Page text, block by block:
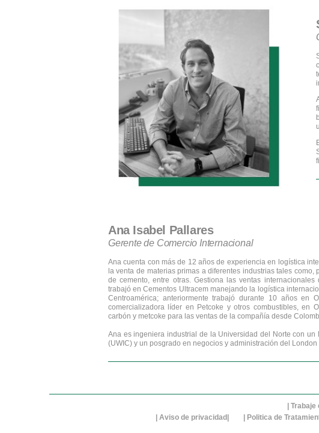
Ana Isabel Pallares
Gerente de Comercio Internacional
Ana cuenta con más de 12 años de experiencia en logística
la venta de materias primas a diferentes industrias tales
de cemento, entre otras. Gestiona las ventas
trabajó en Cementos Ultracem manejando la logística
Centroamérica; anteriormente trabajó durante 10 años en
comercializadora líder en Petcoke y otros combustibles, en
carbón y metcoke para las ventas de la compañía desde
Ana es ingeniera industrial de la Universidad del Norte con
(UWIC) y un posgrado en negocios y administración del London
| Trabaje
| Aviso de privacidad Politica de